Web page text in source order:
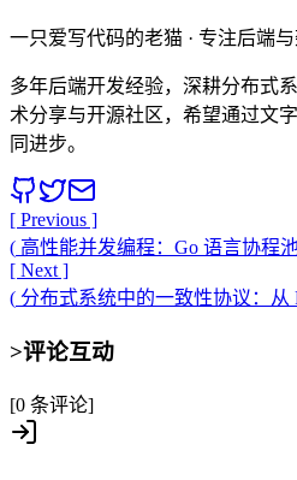
一只爱写代码的老猫 · 专注后端
多年后端开发经验，深耕分布式
术分享与开源社区，希望通过文
同进步。
[ Previous ]
( 高性能并发编程：Go 语言协程
[ Next ]
( 分布式系统中的一致性协议：从
>评论互动
[0 条评论]